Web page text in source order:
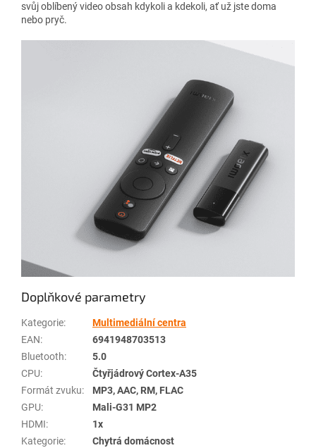
svůj oblíbený video obsah kdykoli a kdekoli, ať už jste doma
nebo pryč.
Doplňkové parametry
Kategorie:
Multimediální centra
EAN:
6941948703513
Bluetooth:
5.0
CPU:
Čtyřjádrový Cortex-A35
Formát zvuku:
MP3, AAC, RM, FLAC
GPU:
Mali-G31 MP2
HDMI:
1x
Kategorie:
Chytrá domácnost